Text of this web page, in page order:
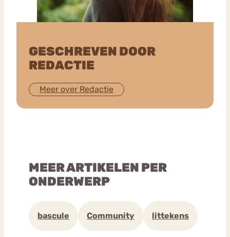
GESCHREVEN DOOR
REDACTIE
Meer over Redactie
MEER ARTIKELEN PER
ONDERWERP
bascule Community littekens